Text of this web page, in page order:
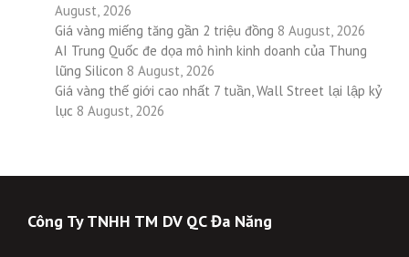
August, 2026
Giá vàng miếng tăng gần 2 triệu đồng 8 August, 2026
AI Trung Quốc đe dọa mô hình kinh doanh của Thung
lũng Silicon 8 August, 2026
Giá vàng thế giới cao nhất 7 tuần, Wall Street lại lập kỷ
lục 8 August, 2026
Công Ty TNHH TM DV QC Đa Năng